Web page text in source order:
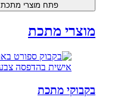
פתח מוצרי מתכת
מוצרי מתכת
בקבוקי מתכת